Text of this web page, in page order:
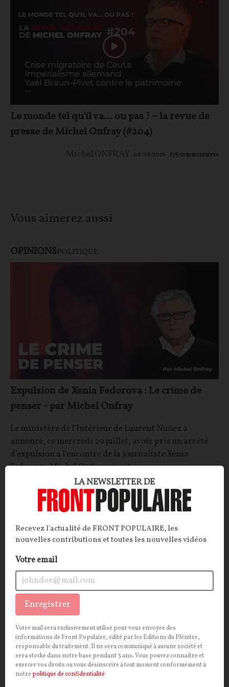
Le monde tel qu'il va… ou pas ! – la revue de
presse de Michel Onfray (#204)
Michel ONFRAY 08/08/2026 175 commentaires
Vous aimerez aussi
OPINIONSPOLITIQUE
Expulsion de Xenia Fedorova : Le crime de
penser - par Michel Onfray
Le ministère de l’Intérieur de Laurent Nuñez a
annoncé, ce mercredi 29 juillet, avoir pris un arrêté
d’expulsion à l’encontre de la journaliste Xenia
Fedorova. Michel Onfray réagit.
Michel ONFRAY 30/07/2026 195commentaires
Interdiction des réseaux sociaux aux moins
de 15 ans : la pente glissante ?
LA NEWSLETTER DE
Recevez l'actualité de FRONT POPULAIRE, les
nouvelles contributions et toutes les nouvelles vidéos
Votre email
Enregistrer
Votre mail sera exclusivement utilisé pour vous envoyer des
informations de Front Populaire, édité par les Editions du Plénitre,
responsable du traitement. Il ne sera communiqué à aucune société et
sera stocké dans notre base pendant 3 ans. Vous pouvez connaître et
exercer vos droits ou vous désinscrire à tout moment conformément à
notre politique de confidentialité